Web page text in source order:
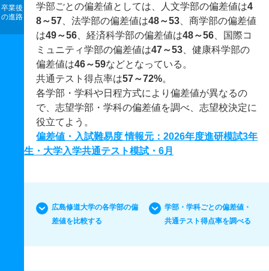
卒業後
の進路
学部ごとの偏差値としては、人文学部の偏差値は4
8～57、法学部の偏差値は48～53、商学部の偏差値
は49～56、経済科学部の偏差値は48～56、国際コ
ミュニティ学部の偏差値は47～53、健康科学部の
偏差値は46～59などとなっている。
共通テスト得点率は57～72%。
各学部・学科や日程方式により偏差値が異なるの
で、志望学部・学科の偏差値を調べ、志望校決定に
役立てよう。
偏差値・入試難易度 情報元：2026年度進研模試3年
生・大学入学共通テスト模試・6月
広島修道大学の各学部の偏
差値を比較する
学部・学科ごとの偏差値・
共通テスト得点率を調べる